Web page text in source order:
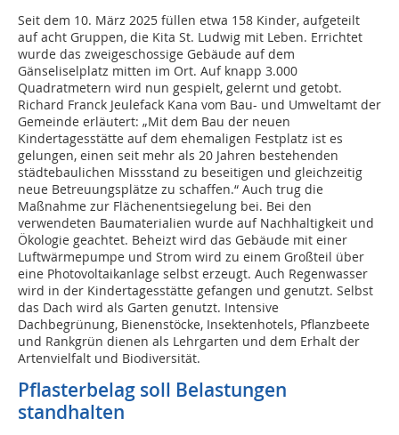
Seit dem 10. März 2025 füllen etwa 158 Kinder, aufgeteilt
auf acht Gruppen, die Kita St. Ludwig mit Leben. Errichtet
wurde das zweigeschossige Gebäude auf dem
Gänseliselplatz mitten im Ort. Auf knapp 3.000
Quadratmetern wird nun gespielt, gelernt und getobt.
Richard Franck Jeulefack Kana vom Bau- und Umweltamt der
Gemeinde erläutert: „Mit dem Bau der neuen
Kindertagesstätte auf dem ehemaligen Festplatz ist es
gelungen, einen seit mehr als 20 Jahren bestehenden
städtebaulichen Missstand zu beseitigen und gleichzeitig
neue Betreuungsplätze zu schaffen.“ Auch trug die
Maßnahme zur Flächenentsiegelung bei. Bei den
verwendeten Baumaterialien wurde auf Nachhaltigkeit und
Ökologie geachtet. Beheizt wird das Gebäude mit einer
Luftwärmepumpe und Strom wird zu einem Großteil über
eine Photovoltaikanlage selbst erzeugt. Auch Regenwasser
wird in der Kindertagesstätte gefangen und genutzt. Selbst
das Dach wird als Garten genutzt. Intensive
Dachbegrünung, Bienenstöcke, Insektenhotels, Pflanzbeete
und Rankgrün dienen als Lehrgarten und dem Erhalt der
Artenvielfalt und Biodiversität.
Pflasterbelag soll Belastungen
standhalten